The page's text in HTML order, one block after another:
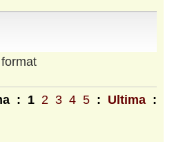
: 1 2 3 4 5 : Ultima :